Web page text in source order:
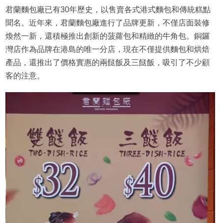
君蘭麵包廠已有30年歷史，以售賣各式港式麵包和傳統糕點
聞名。近年來，君蘭麵包廠進行了品牌更新，不僅店面裝修
煥然一新，還積極推出創新的菠蘿包和精緻的牛角包。銅鑼
灣店作為品牌在港島的唯一分店，現在不僅提供麵包和烘焙
產品，還推出了價格實惠的兩餸飯及三餸飯，吸引了不少顧
客的注意。